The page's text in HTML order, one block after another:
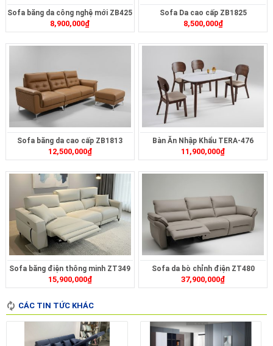
Sofa băng da công nghệ mới ZB425
8,900,000₫
Sofa Da cao cấp ZB1825
8,500,000₫
Sofa băng da cao cấp ZB1813
12,500,000₫
Bàn Ăn Nhập Khẩu TERA-476
11,900,000₫
Sofa băng điện thông minh ZT349
15,900,000₫
Sofa da bò chỉnh điện ZT480
37,900,000₫
CÁC TIN TỨC KHÁC